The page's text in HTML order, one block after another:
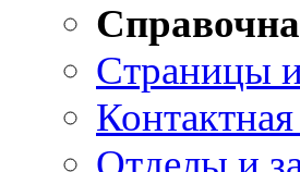
Страницы